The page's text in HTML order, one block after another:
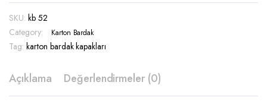
Kapağı
-
KB
52
SKU: kb 52
Category:
Karton Bardak
Tag: karton bardak kapakları
Açıklama Değerlendirmeler (0)